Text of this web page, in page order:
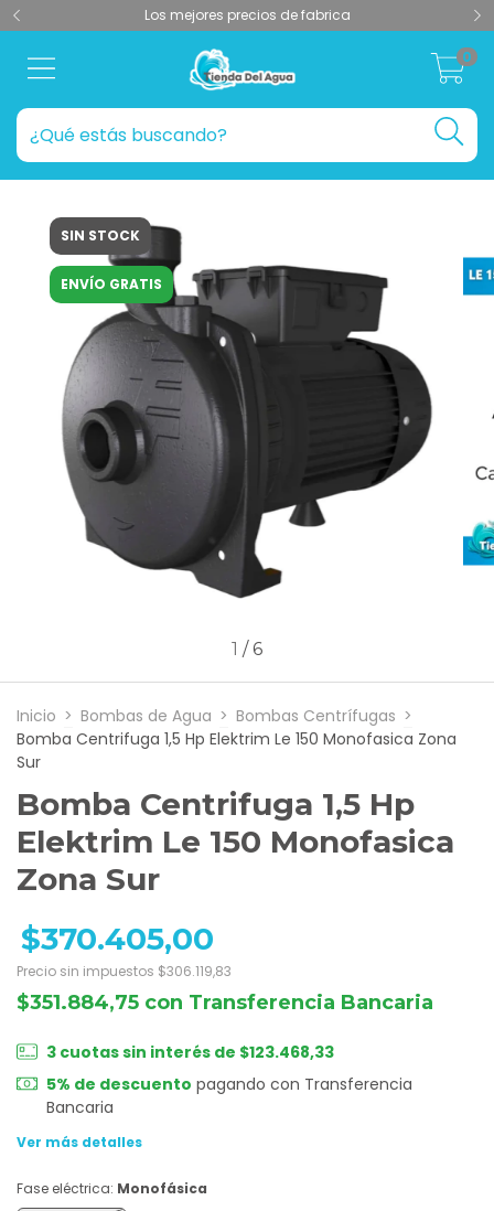
Los mejores precios de fabrica
0
SIN STOCK
ENVÍO GRATIS
1 /6
Inicio > Bombas de Agua > Bombas Centrífugas >
Bomba Centrifuga 1,5 Hp Elektrim Le 150 Monofasica Zona
Sur
Bomba Centrifuga 1,5 Hp
Elektrim Le 150 Monofasica
Zona Sur
$370.405,00
Precio sin impuestos $306.119,83
$351.884,75 con Transferencia Bancaria
3 cuotas sin interés de $123.468,33
5% de descuento pagando con Transferencia
Bancaria
Ver más detalles
Fase eléctrica: Monofásica